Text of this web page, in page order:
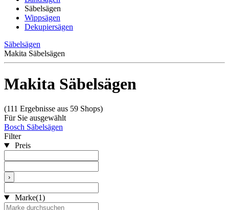
Säbelsägen
Wippsägen
Dekupiersägen
Säbelsägen
Makita Säbelsägen
Makita Säbelsägen
(111 Ergebnisse aus 59 Shops)
Für Sie ausgewählt
Bosch Säbelsägen
Filter
Preis
›
Marke(1)